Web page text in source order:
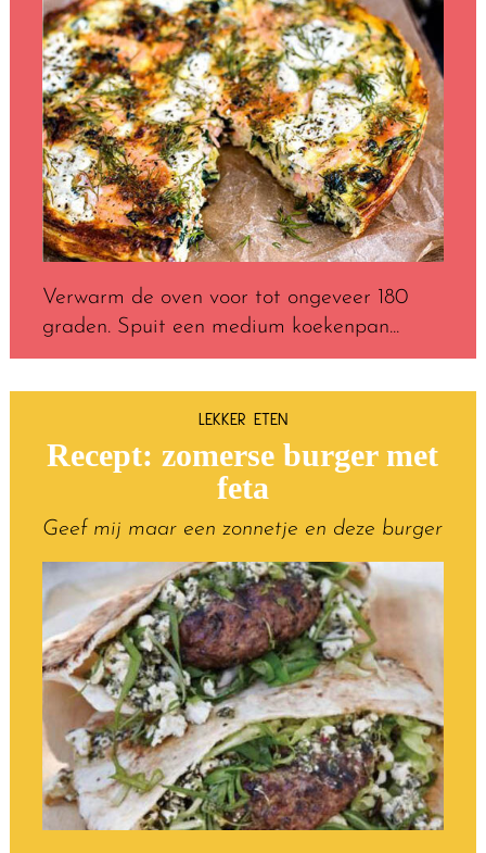
Verwarm de oven voor tot ongeveer 180
graden. Spuit een medium koekenpan...
LEKKER ETEN
Recept: zomerse burger met
feta
Geef mij maar een zonnetje en deze burger